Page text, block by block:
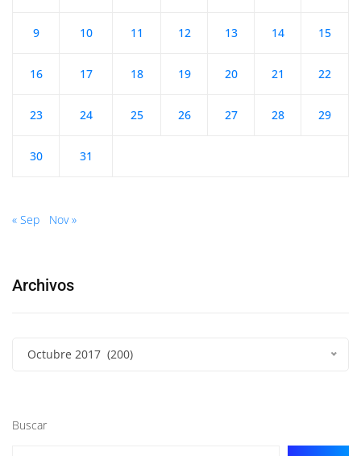
9 10 11 12 13 14 15
16 17 18 19 20 21 22
23 24 25 26 27 28 29
30 31
« Sep Nov »
Archivos
Octubre 2017 (200)
Buscar